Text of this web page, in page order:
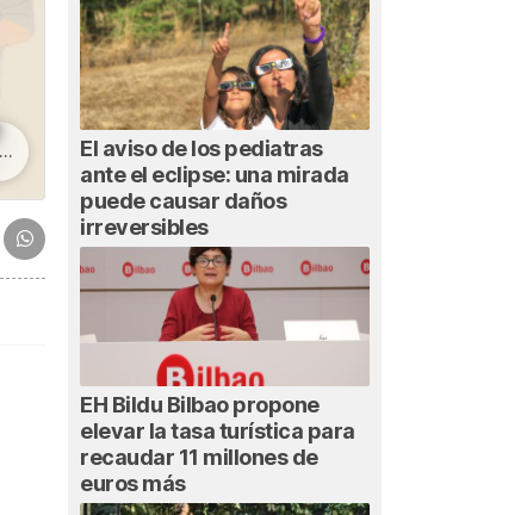
El aviso de los pediatras
ante el eclipse: una mirada
puede causar daños
irreversibles
EH Bildu Bilbao propone
elevar la tasa turística para
recaudar 11 millones de
euros más